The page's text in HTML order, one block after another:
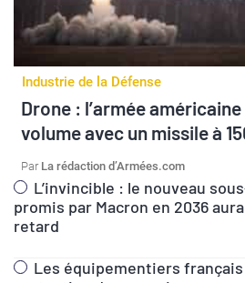
Industrie de la Défense
Drone : l’armée
volume avec un missile à
La rédaction d’Armées.com
L’invincible : le nouveau
promis par Macron en 2036
retard
Les équipementiers